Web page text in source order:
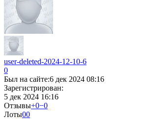
user-deleted-2024-12-10-6
0
Был на сайте:6 дек 2024 08:16
Зарегистрирован:
5 дек 2024 16:16
Отзывы+0−0
Лоты00